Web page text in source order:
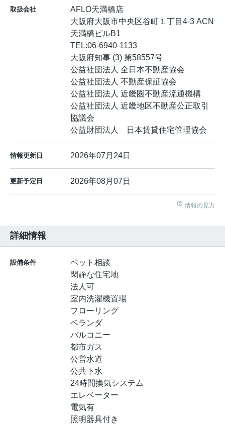
取扱会社
AFLO天満橋店
大阪府大阪市中央区谷町１丁目4-3 ACN
天満橋ビルB1
TEL:06-6940-1133
大阪府知事 (3) 第58557号
公益社団法人 全日本不動産協会
公益社団法人 不動産保証協会
公益社団法人 近畿圏不動産流通機構
公益社団法人 近畿地区不動産公正取引
協議会
公益財団法人 日本賃貸住宅管理協会
情報更新日 2026年07月24日
更新予定日 2026年08月07日
情報の見方
詳細情報
設備条件
ペット相談
閑静な住宅地
法人可
室内洗濯機置場
フローリング
ベランダ
バルコニー
都市ガス
公営水道
公共下水
24時間換気システム
エレベーター
電気有
照明器具付き